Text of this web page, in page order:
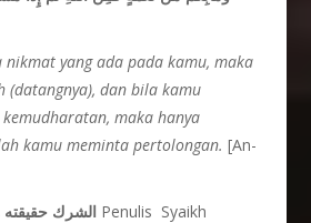
nikmat yang ada pada kamu, maka
(datangnya), dan bila kamu
maka hanya
kamu meminta pertolongan. [An-
Penulis Syaikh